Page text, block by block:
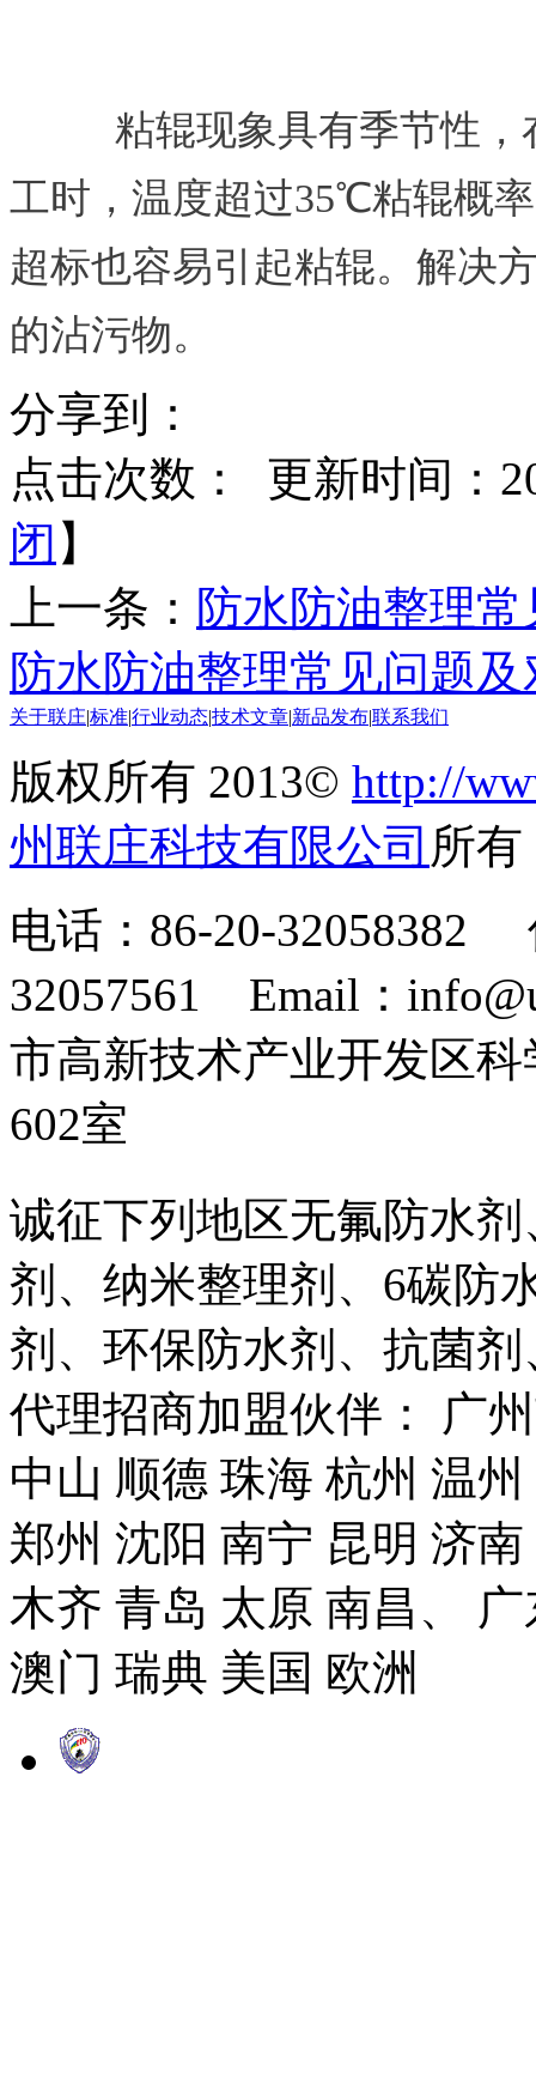
粘辊现象具有季节性
工时，温度超过35℃粘辊概
超标也容易引起粘辊。解决
的沾污物。
分享到：
点击次数：
更新时间：
闭 】
上一条： 防水防油整理
防水防油整理常见问题
关于联庄标准行业动态技术文章 新品发布联系我们
版权所有 2013© http://
州联庄科技有限公司 所
电话：86-20-32058382
32057561 Email：
市高新技术产业开发区
602室
诚征下列地区无氟防水
剂、纳米整理剂、6碳防
剂、环保防水剂、抗菌
代理招商加盟伙伴： 广
中山 顺德 珠海 杭州 温
郑州 沈阳 南宁 昆明 济
木齐 青岛 太原 南昌、
澳门 瑞典 美国 欧洲